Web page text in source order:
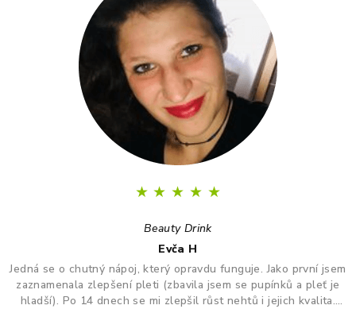
★ ★ ★ ★ ★
Beauty Drink
Evča H
Jedná se o chutný nápoj, který opravdu funguje. Jako první jsem
zaznamenala zlepšení pleti (zbavila jsem se pupínků a pleť je
hladší). Po 14 dnech se mi zlepšil růst nehtů i jejich kvalita.